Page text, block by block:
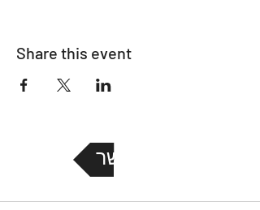
Share this event
צור קשר